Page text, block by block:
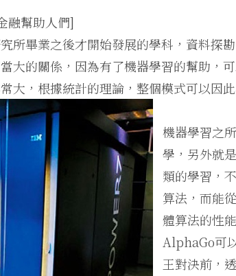
融幫助人們]
所畢業之後才開始發展的學科，資料探
大的關係，因為有了機器學習的幫助，
大，根據統計的理論，整個模式可以因
機器學習之
學，另外就
類的學習，
算法，而能
體算法的性
AlphaGo可
王對決前，